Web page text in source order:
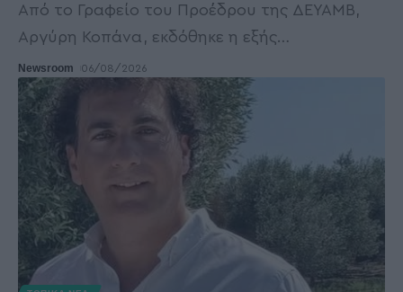
Από το Γραφείο του Προέδρου της ΔΕΥΑΜΒ,
Αργύρη Κοπάνα, εκδόθηκε η εξής…
Newsroom 06/08/2026